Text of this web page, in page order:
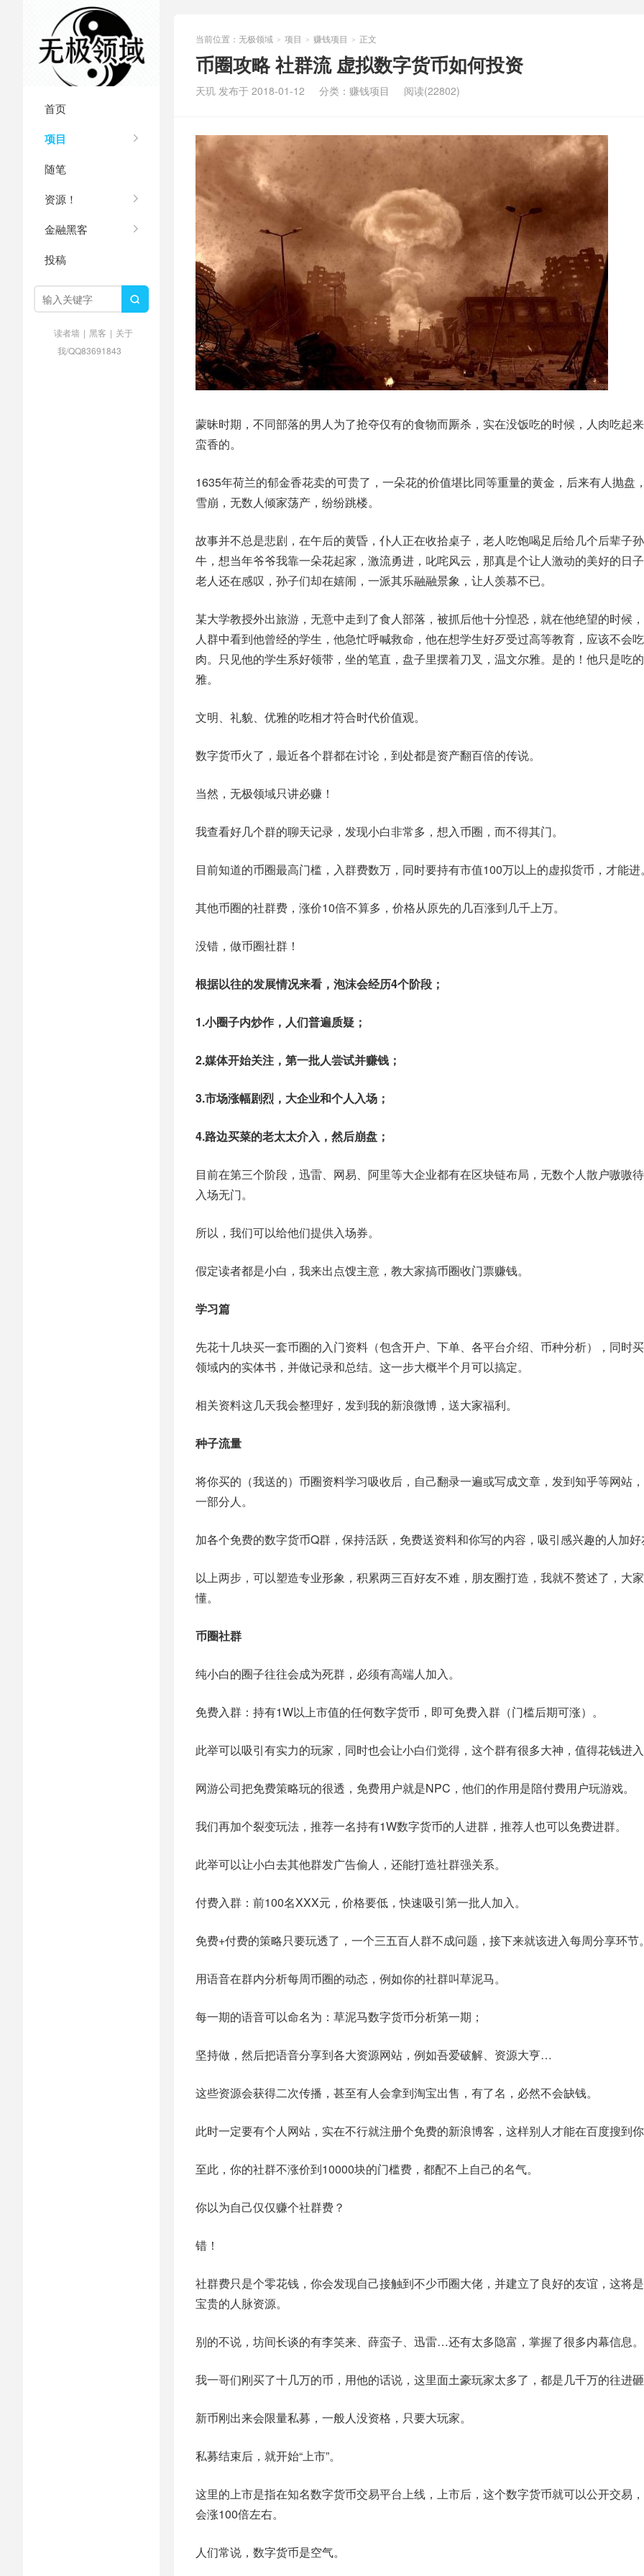
首页
项目
随笔
资源！
金融黑客
投稿

读者墙 | 黑客 | 关于
我/QQ83691843
当前位置： 无极领域 > 项目 > 赚钱项目 > 正文
币圈攻略 社群流 虚拟数字货币如何投资
天玑 发布于 2018-01-12 分类： 赚钱项目 阅读(22802)
蒙昧时期，不同部落的男人为了抢夺仅有的食物而厮杀，实在没饭吃的时候，人肉吃起
蛮香的。
1635年荷兰的郁金香花卖的可贵了，一朵花的价值堪比同等重量的黄金，后来有人抛盘
雪崩，无数人倾家荡产，纷纷跳楼。
故事并不总是悲剧，在午后的黄昏，仆人正在收拾桌子，老人吃饱喝足后给几个后辈子
牛，想当年爷爷我靠一朵花起家，激流勇进，叱咤风云，那真是个让人激动的美好的日
老人还在感叹，孙子们却在嬉闹，一派其乐融融景象，让人羡慕不已。
某大学教授外出旅游，无意中走到了食人部落，被抓后他十分惶恐，就在他绝望的时候
人群中看到他曾经的学生，他急忙呼喊救命，他在想学生好歹受过高等教育，应该不会
肉。只见他的学生系好领带，坐的笔直，盘子里摆着刀叉，温文尔雅。是的！他只是吃
雅。
文明、礼貌、优雅的吃相才符合时代价值观。
数字货币火了，最近各个群都在讨论，到处都是资产翻百倍的传说。
当然，无极领域只讲必赚！
我查看好几个群的聊天记录，发现小白非常多，想入币圈，而不得其门。
目前知道的币圈最高门槛，入群费数万，同时要持有市值100万以上的虚拟货币，才能进
其他币圈的社群费，涨价10倍不算多，价格从原先的几百涨到几千上万。
没错，做币圈社群！
根据以往的发展情况来看，泡沫会经历4个阶段；
1.小圈子内炒作，人们普遍质疑；
2.媒体开始关注，第一批人尝试并赚钱；
3.市场涨幅剧烈，大企业和个人入场；
4.路边买菜的老太太介入，然后崩盘；
目前在第三个阶段，迅雷、网易、阿里等大企业都有在区块链布局，无数个人散户嗷嗷
入场无门。
所以，我们可以给他们提供入场券。
假定读者都是小白，我来出点馊主意，教大家搞币圈收门票赚钱。
学习篇
先花十几块买一套币圈的入门资料（包含开户、下单、各平台介绍、币种分析），同时
领域内的实体书，并做记录和总结。这一步大概半个月可以搞定。
相关资料这几天我会整理好，发到我的新浪微博，送大家福利。
种子流量
将你买的（我送的）币圈资料学习吸收后，自己翻录一遍或写成文章，发到知乎等网站
一部分人。
加各个免费的数字货币Q群，保持活跃，免费送资料和你写的内容，吸引感兴趣的人加
以上两步，可以塑造专业形象，积累两三百好友不难，朋友圈打造，我就不赘述了，大
懂。
币圈社群
纯小白的圈子往往会成为死群，必须有高端人加入。
免费入群：持有1W以上市值的任何数字货币，即可免费入群（门槛后期可涨）。
此举可以吸引有实力的玩家，同时也会让小白们觉得，这个群有很多大神，值得花钱进
网游公司把免费策略玩的很透，免费用户就是NPC，他们的作用是陪付费用户玩游戏。
我们再加个裂变玩法，推荐一名持有1W数字货币的人进群，推荐人也可以免费进群。
此举可以让小白去其他群发广告偷人，还能打造社群强关系。
付费入群：前100名XXX元，价格要低，快速吸引第一批人加入。
免费+付费的策略只要玩透了，一个三五百人群不成问题，接下来就该进入每周分享环节
用语音在群内分析每周币圈的动态，例如你的社群叫草泥马。
每一期的语音可以命名为：草泥马数字货币分析第一期；
坚持做，然后把语音分享到各大资源网站，例如吾爱破解、资源大亨…
这些资源会获得二次传播，甚至有人会拿到淘宝出售，有了名，必然不会缺钱。
此时一定要有个人网站，实在不行就注册个免费的新浪博客，这样别人才能在百度搜到
至此，你的社群不涨价到10000块的门槛费，都配不上自己的名气。
你以为自己仅仅赚个社群费？
错！
社群费只是个零花钱，你会发现自己接触到不少币圈大佬，并建立了良好的友谊，这将
宝贵的人脉资源。
别的不说，坊间长谈的有李笑来、薛蛮子、迅雷…还有太多隐富，掌握了很多内幕信息。
我一哥们刚买了十几万的币，用他的话说，这里面土豪玩家太多了，都是几千万的往进
新币刚出来会限量私募，一般人没资格，只要大玩家。
私募结束后，就开始“上市”。
这里的上市是指在知名数字货币交易平台上线，上市后，这个数字货币就可以公开交易
会涨100倍左右。
人们常说，数字货币是空气。